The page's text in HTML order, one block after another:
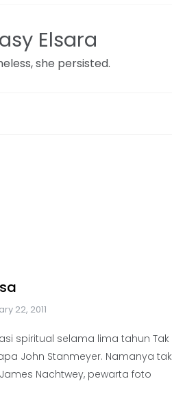
Elsara
she persisted.
22, 2011
spiritual selama lima tahun Tak
John Stanmeyer. Namanya tak
Nachtwey, pewarta foto